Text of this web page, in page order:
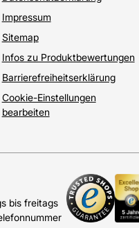
Impressum
Sitemap
Infos zu Produktbewertungen
Barrierefreiheitserklärung
Cookie-Einstellungen
bearbeiten
bis freitags